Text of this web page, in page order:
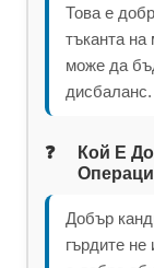
Това е
тъканта
може да
дисбаланс.
Кой Е
Добър
гърдите не